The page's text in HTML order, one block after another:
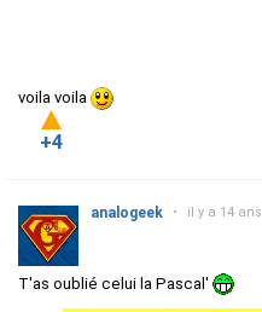
voila voila
+4
analogeek • il y a 14 ans
T'as oublié celui la Pascal'